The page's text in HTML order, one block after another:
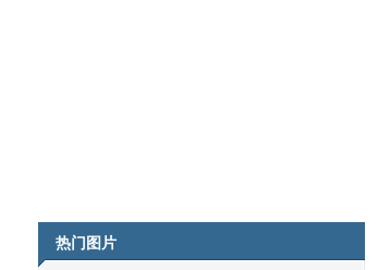
热门图片